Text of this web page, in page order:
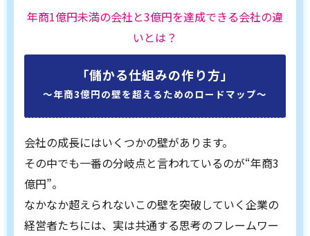
年商1億円未満の会社と3億円を達成できる会社の違
いとは？
「儲かる仕組みの作り方」
〜年商3億円の壁を超えるためのロードマップ〜
会社の成長にはいくつかの壁があります。
その中でも一番の分岐点と言われているのが“年商3
億円”。
なかなか超えられないこの壁を突破していく企業の
経営者たちには、実は共通する思考のフレームワー